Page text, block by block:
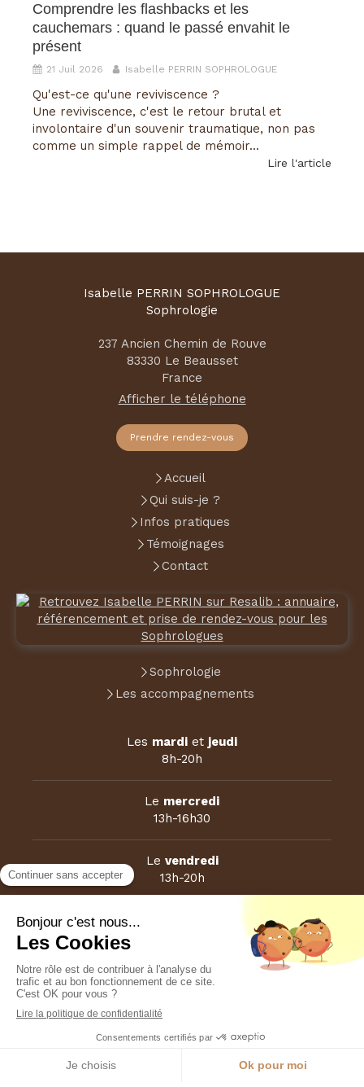
Appeler Localisation
Comprendre les flashbacks et les
cauchemars : quand le passé envahit le
présent
21 Juil 2026 Isabelle PERRIN SOPHROLOGUE
Qu'est-ce qu'une reviviscence ?
Une reviviscence, c'est le retour brutal et
involontaire d'un souvenir traumatique, non pas
comme un simple rappel de mémoir...
Lire l'article
Isabelle PERRIN SOPHROLOGUE
Sophrologie
237 Ancien Chemin de Rouve
83330 Le Beausset
France
Afficher le téléphone
Prendre rendez-vous
Accueil
Qui suis-je ?
Infos pratiques
Témoignages
Contact
Sophrologie
Les accompagnements
Les mardi et jeudi
8h-20h
Le mercredi
13h-16h30
Le vendredi
13h-20h
Sur rendez-vous le samedi matin
Mentions légales
Création et référencement du site par Simplébo